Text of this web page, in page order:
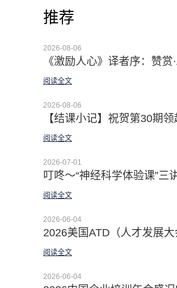
推荐
2026-08-06
阅读全文
2026-08-06
阅读全文
2026-07-01
阅读全文
2026-06-04
阅读全文
2026-06-04